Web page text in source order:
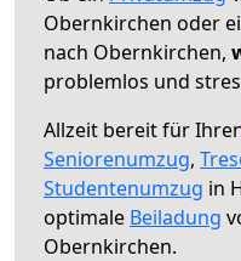
Obernkirchen oder
nach Obernkirchen,
problemlos und
Allzeit bereit für
Seniorenumzug,
Studentenumzug in
optimale Beiladung
Obernkirchen.